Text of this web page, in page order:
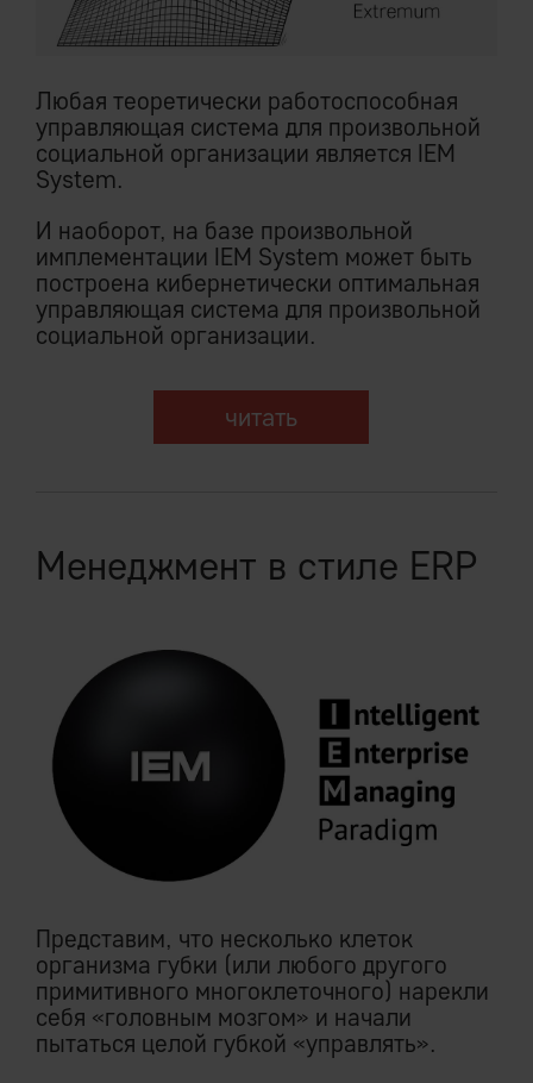
Любая теоретически работоспособная
управляющая система для произвольной
социальной организации является IEM
System.
И наоборот, на базе произвольной
имплементации IEM System может быть
построена кибернетически оптимальная
управляющая система для произвольной
социальной организации.
читать
Менеджмент в стиле ERP
Представим, что несколько клеток
организма губки (или любого другого
примитивного многоклеточного) нарекли
себя «головным мозгом» и начали
пытаться целой губкой «управлять».